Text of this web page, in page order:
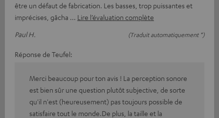
être un défaut de fabrication. Les basses, trop puissantes et
imprécises, gâcha
Lire l’évaluation complète
Paul H.
(Traduit automatiquement *)
Réponse de Teufel:
Merci beaucoup pour ton avis ! La perception sonore
est bien sûr une question plutôt subjective, de sorte
qu'il n'est (heureusement) pas toujours possible de
satisfaire tout le monde.De plus, la taille et la